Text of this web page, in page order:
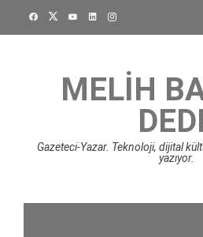
MELIH
Gazeteci-Yazar. Teknoloji, dijital
yazıyor.